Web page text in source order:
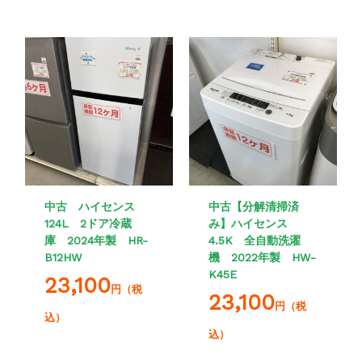
中古 ハイセンス
124L 2ドア冷蔵
庫 2024年製 HR-
B12HW
23,100円（税
込）
中古【分解清掃済
み】ハイセンス
4.5K 全自動洗濯
機 2022年製 HW-
K45E
23,100円（税
込）